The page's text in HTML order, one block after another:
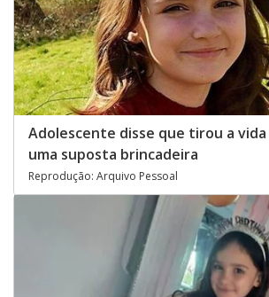
Adolescente disse que tirou a vida
uma suposta brincadeira
Reprodução: Arquivo Pessoal